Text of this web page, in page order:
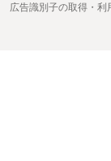
広告識別子の取得・利